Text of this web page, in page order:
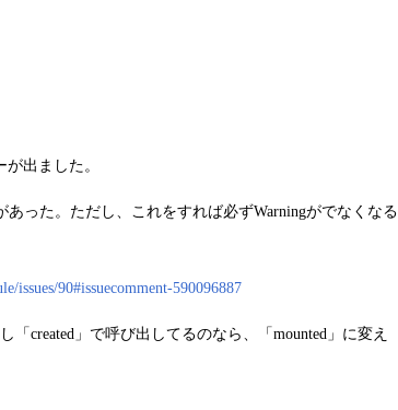
出ました。
った。ただし、これをすれば必ずWarningがでなくなる
issues/90#issuecomment-590096887
「created」で呼び出してるのなら、「mounted」に変え